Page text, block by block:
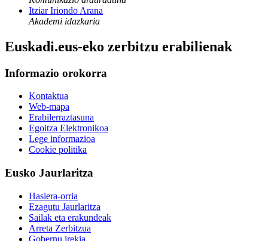
Itziar Iriondo Arana
Akademi idazkaria
Euskadi.eus-eko zerbitzu erabilienak
Informazio orokorra
Kontaktua
Web-mapa
Erabilerraztasuna
Egoitza Elektronikoa
Lege informazioa
Cookie politika
Eusko Jaurlaritza
Hasiera-orria
Ezagutu Jaurlaritza
Sailak eta erakundeak
Arreta Zerbitzua
Gobernu irekia